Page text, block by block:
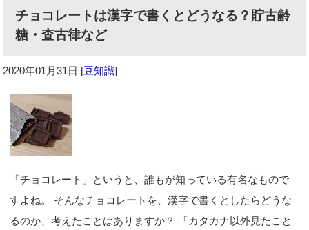
チョコレートは漢字で書くとどうなる？貯古齢
糖・査古律など
2020年01月31日 [豆知識]
「チョコレート」というと、誰もが知っている有名なもので
すよね。 そんなチョコレートを、漢字で書くとしたらどうな
るのか、考えたことはありますか？ 「カタカナ以外見たこと